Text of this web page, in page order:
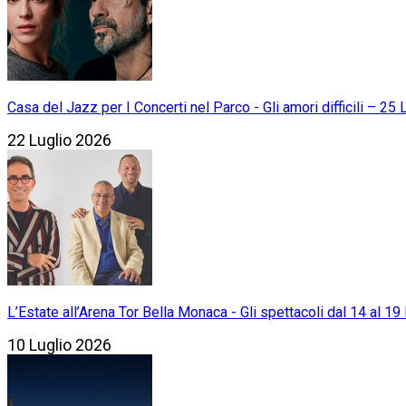
Casa del Jazz per I Concerti nel Parco - Gli amori difficili – 25
22 Luglio 2026
L’Estate all’Arena Tor Bella Monaca - Gli spettacoli dal 14 al
10 Luglio 2026